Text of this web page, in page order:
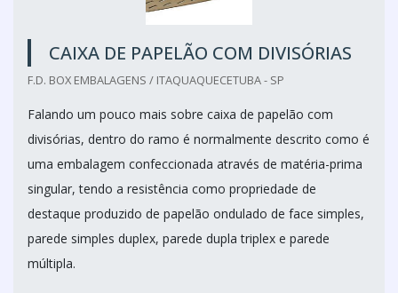
CAIXA DE PAPELÃO COM DIVISÓRIAS
F.D. BOX EMBALAGENS / ITAQUAQUECETUBA - SP
Falando um pouco mais sobre caixa de papelão com
divisórias, dentro do ramo é normalmente descrito como é
uma embalagem confeccionada através de matéria-prima
singular, tendo a resistência como propriedade de
destaque produzido de papelão ondulado de face simples,
parede simples duplex, parede dupla triplex e parede
múltipla.